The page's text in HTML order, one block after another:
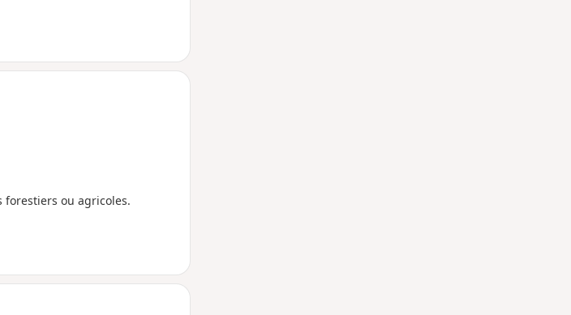
forestiers ou agricoles.